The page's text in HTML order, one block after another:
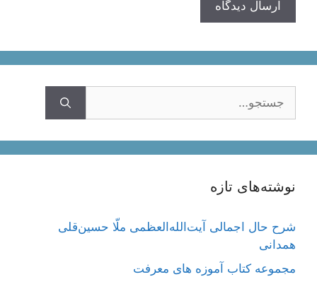
نوشته‌های تازه
شرح حال اجمالی آیت‌الله‌العظمی ملّا حسین‌قلی
همدانی
مجموعه کتاب آموزه های معرفت